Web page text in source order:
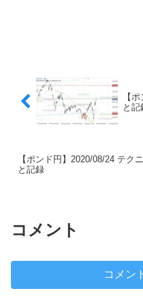
【
と記
【ポンド円】2020/08/24 テク
と記録
コメント
コメン